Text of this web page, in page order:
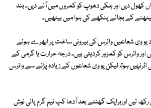
کھول دیں اور ہلکی دھوپ کو کمروں میں آنے دیں۔ بند
کے بجائے پنکھے کی ہوا میں بیٹھیں۔
وی شعاعیں وائرس کی بیرونی ساخت پر ابھرے ہوئے
اور وائرس کو کمزور کردیتی ہیں۔ درجہ حرارت یا گرمی کے
اثرنہیں ہوتا لیکن یو وی شعاعوں کے زیادہ پڑنے سے وائرس
لیں اورہرایک گھنٹے بعد آدھا کپ نیم گرم پانی نوش